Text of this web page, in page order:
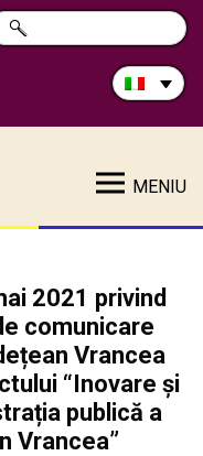
MENIU
2021 privind
comunicare
Vrancea
“Inovare și
publică a
Vrancea”